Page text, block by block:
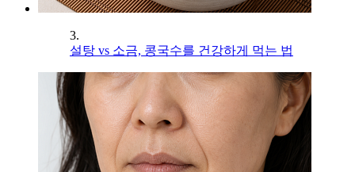
3.
설탕 vs 소금, 콩국수를 건강하게 먹는 법